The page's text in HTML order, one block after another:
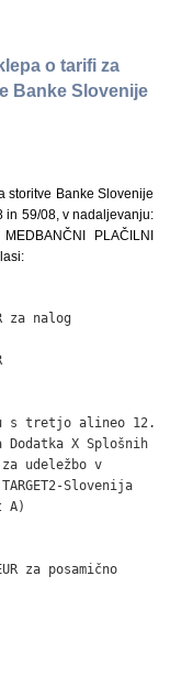
o tarifi za
Banke Slovenije
storitve Banke Slovenije
in 59/08, v nadaljevanju:
PLAČILNI
nalog
s tretjo alineo 12.
Dodatka X Splošnih
udeležbo v
Slovenija
A)
za posamično